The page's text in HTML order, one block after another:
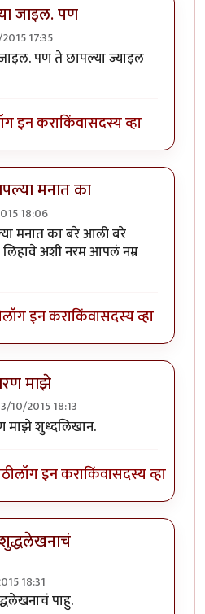
जाइल. पण
17:35
पण ते छापल्या ज्याइल
इन कराकिंवासदस्य व्हा
मनात का
18:06
केल्या जाइल. पण
मनात का बरे आली बरे
अशी नरम आपलं नम्र
लॉग इन कराकिंवासदस्य व्हा
माझे
10/2015 18:13
तरी आपल्या मनात का
शुध्दलिखान.
लॉग इन कराकिंवासदस्य व्हा
शुद्धलेखनाचं
18:31
आल्यी कारण माझे
पाहु.